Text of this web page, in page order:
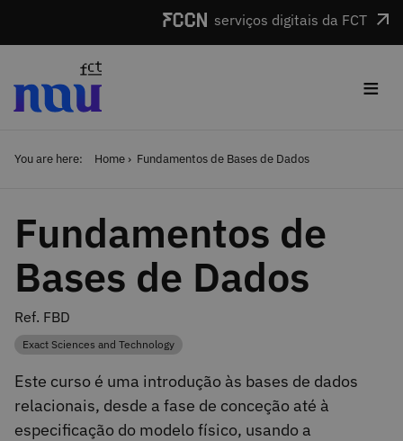
serviços digitais da FCT
≡
You are here: Home Fundamentos de Bases de Dados
Fundamentos de
Bases de Dados
Ref. FBD
Category
Exact Sciences and Technology
Este curso é uma introdução às bases de dados
relacionais, desde a fase de conceção até à
especificação do modelo físico, usando a